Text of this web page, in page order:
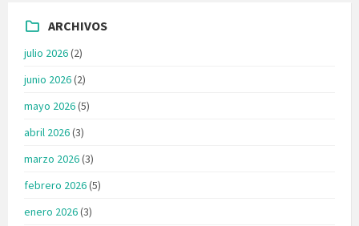
ARCHIVOS
julio 2026(2)
junio 2026(2)
mayo 2026(5)
abril 2026(3)
marzo 2026(3)
febrero 2026(5)
enero 2026(3)